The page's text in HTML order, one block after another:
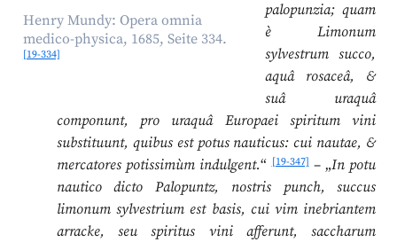
Henry Mundy: Opera omnia
medico-physica, 1685, Seite 334.
[19-334]
palopunzia; quam
è Limonum
sylvestrum succo,
aquâ rosaceâ, &
suâ uraquâ
componunt, pro uraquâ Europaei spiritum vini
substituunt, quibus est potus nauticus: cui nautae, &
mercatores potissimùm indulgent.“[19-347]– „In potu
nautico dicto Palopuntz, nostris punch, succus
limonum sylvestrium est basis, cui vim inebriantem
arracke, seu spiritus vini afferunt, saccharum